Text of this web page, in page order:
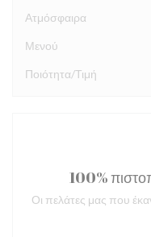
Ατμόσφαιρα
Μενού
Ποιότητα/Τιμή
100%
Οι πελάτες μας που